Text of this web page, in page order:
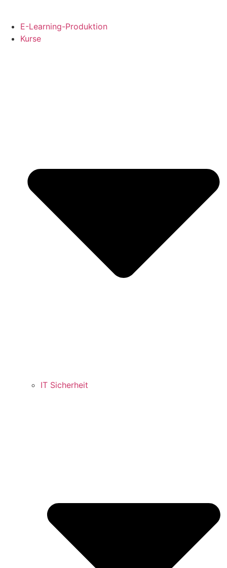
contentE-Learning-Produktion
Kurse
IT Sicherheit